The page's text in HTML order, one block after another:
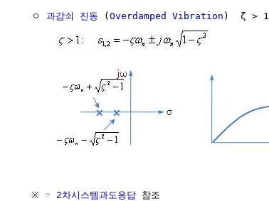
  ㅇ
과감쇠 진동 (Overdamped Vibration )  ζ > 1
  ※ ☞
2차시스템과도응답